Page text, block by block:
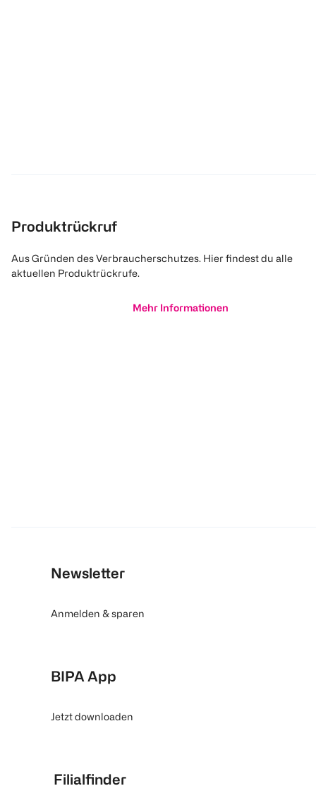
Produktrückruf
Aus Gründen des Verbraucherschutzes. Hier findest du alle
aktuellen Produktrückrufe.
Mehr Informationen
Newsletter
Anmelden & sparen
BIPA App
Jetzt downloaden
Filialfinder